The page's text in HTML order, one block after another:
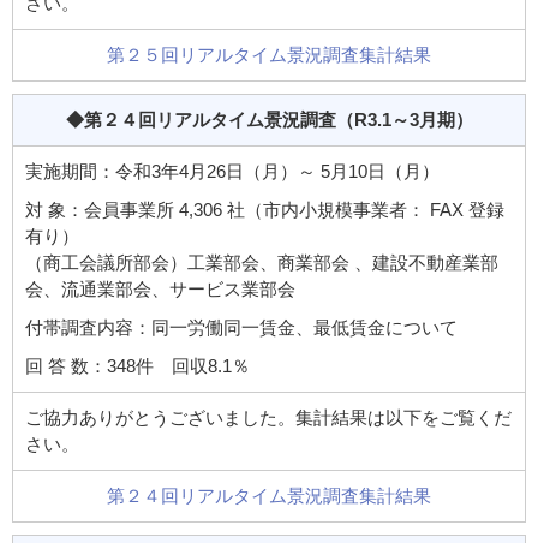
第２５回リアルタイム景況調査集計結果
◆第２４回リアルタイム景況調査（R3.1～3月期）
実施期間：令和3年4月26日（月）～ 5月10日（月）
対 象：会員事業所 4,306 社（市内小規模事業者： FAX 登録
有り）
（商工会議所部会）工業部会、商業部会 、建設不動産業部
会、流通業部会、サービス業部会
付帯調査内容：同一労働同一賃金、最低賃金について
回 答 数：348件 回収8.1％
ご協力ありがとうございました。集計結果は以下をご覧くだ
さい。
第２４回リアルタイム景況調査集計結果